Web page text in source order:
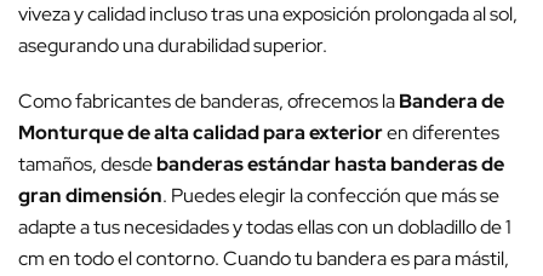
viveza y calidad incluso tras una exposición prolongada al sol,
asegurando una durabilidad superior.
Como fabricantes de banderas, ofrecemos laBandera de
Monturque de alta calidad para exterioren diferentes
tamaños, desdebanderas estándar hasta banderas de
gran dimensión. Puedes elegir la confección que más se
adapte a tus necesidades y todas ellas con un dobladillo de 1
cm en todo el contorno. Cuando tu bandera es para mástil,